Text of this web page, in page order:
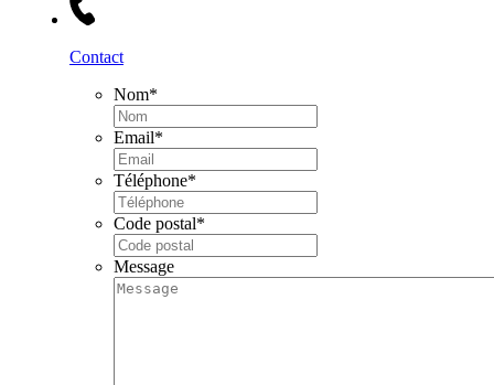
Contact
Nom*
Email*
Téléphone*
Code postal*
Message